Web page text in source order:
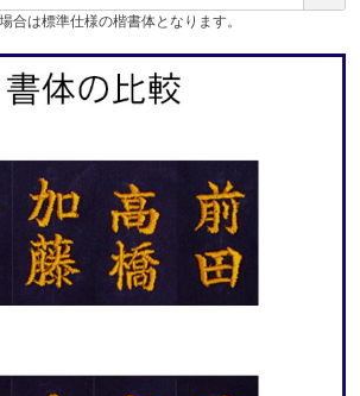
合は標準仕様の楷書体となります。